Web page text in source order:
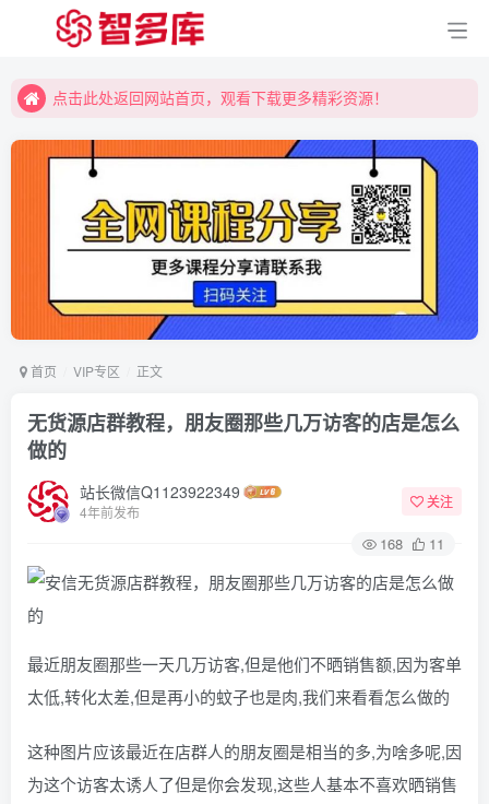
点击此处返回网站首页，观看下载更多精彩资源！
点击此处返回网站首页，观看下载更多精彩资源！
首页 VIP专区 正文
无货源店群教程，朋友圈那些几万访客的店是怎么
做的
站长微信Q1123922349
4年前发布
关注
168 11
最近朋友圈那些一天几万访客,但是他们不晒销售额,因为客单
太低,转化太差,但是再小的蚊子也是肉,我们来看看怎么做的
这种图片应该最近在店群人的朋友圈是相当的多,为啥多呢,因
为这个访客太诱人了但是你会发现,这些人基本不喜欢晒销售